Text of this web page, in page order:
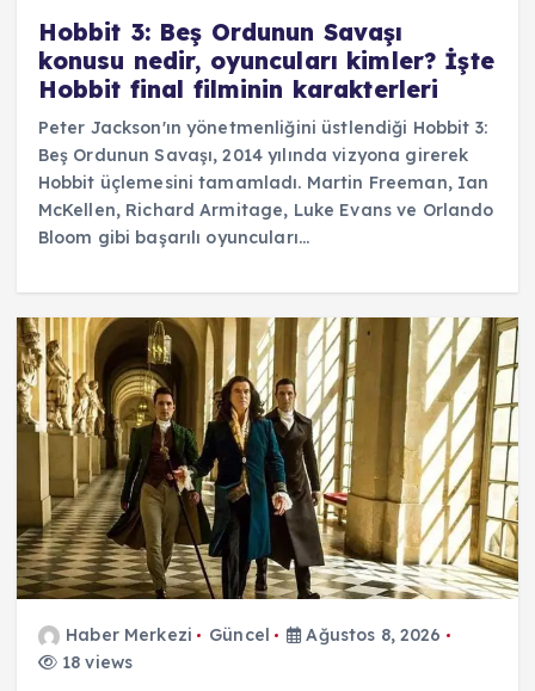
Hobbit 3: Beş Ordunun Savaşı
konusu nedir, oyuncuları kimler? İşte
Hobbit final filminin karakterleri
Peter Jackson'ın yönetmenliğini üstlendiği Hobbit 3:
Beş Ordunun Savaşı, 2014 yılında vizyona girerek
Hobbit üçlemesini tamamladı. Martin Freeman, Ian
McKellen, Richard Armitage, Luke Evans ve Orlando
Bloom gibi başarılı oyuncuları…
Haber Merkezi Güncel
Ağustos 8, 2026
18 views